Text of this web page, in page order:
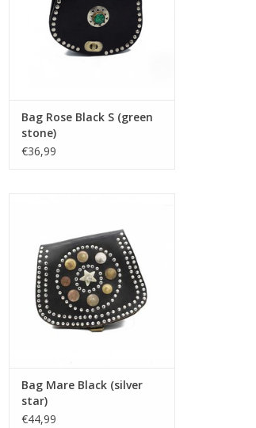
Bag Rose Black S (green
stone)
€36,99
Bag Mare Black (silver
star)
€44,99